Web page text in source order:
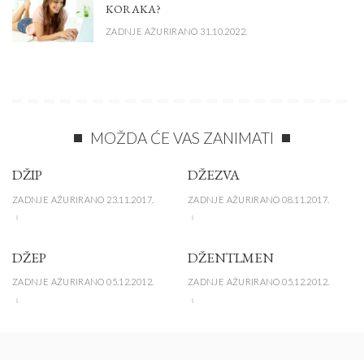
KORAKA?
ZADNJE AŽURIRANO 31.10.2022.
MOŽDA ĆE VAS ZANIMATI
DŽIP
ZADNJE AŽURIRANO 23.11.2017.
DŽEZVA
ZADNJE AŽURIRANO 08.11.2017.
DŽEP
ZADNJE AŽURIRANO 05.12.2012.
DŽENTLMEN
ZADNJE AŽURIRANO 05.12.2012.